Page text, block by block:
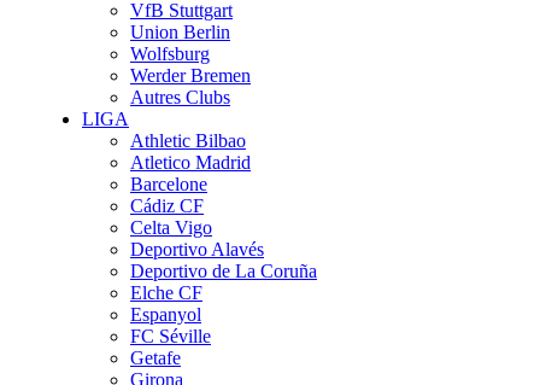
VfB Stuttgart
Union Berlin
Wolfsburg
Werder Bremen
Autres Clubs
LIGA
Athletic Bilbao
Atletico Madrid
Barcelone
Cádiz CF
Celta Vigo
Deportivo Alavés
Deportivo de La Coruña
Elche CF
Espanyol
FC Séville
Getafe
Girona